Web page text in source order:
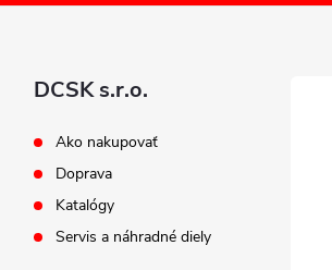
DCSK s.r.o.
Ako nakupovať
Doprava
Katalógy
Servis a náhradné diely